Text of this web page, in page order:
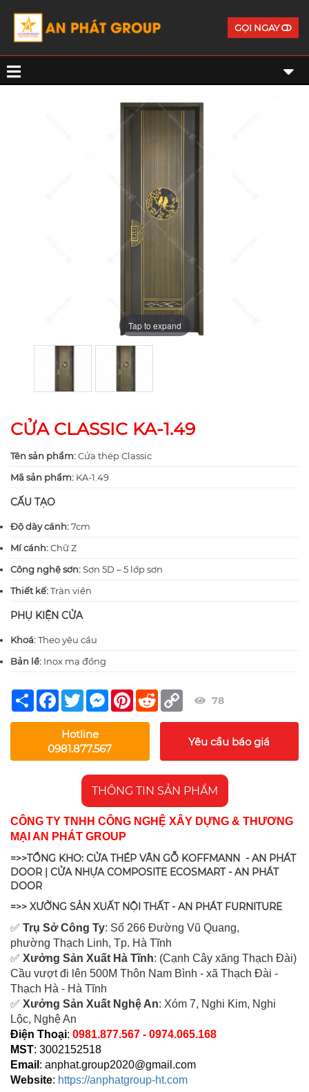
GỌI NGAY
Tap to expand
Tap to expand
CỬA CLASSIC KA-1.49
Tên sản phẩm:Cửa thép Classic
Mã sản phẩm: KA-1.49
CẤU TẠO
Độ dày cánh:7cm
Mí cánh:Chữ Z
Công nghệ sơn:Sơn 5D – 5 lớp sơn
Thiết kế:Tràn viền
PHỤ KIỆN CỬA
Khoá:Theo yêu cầu
Bản lề: Inox mạ đồng
Share Facebook
TwitterMessengerPinterest
Reddit Copy
Link
78
Hotline
0981.877.567
Yêu cầu báo giá
THÔNG TIN SẢN PHẨM
CÔNG TY TNHH CÔNG NGHỆ XÂY DỰNG & THƯƠNG
MẠI AN PHÁT GROUP
=>>TỔNG KHO: CỬA THÉP VÂN GỖ KOFFMANN - AN PHÁT
DOOR | CỬA NHỰA COMPOSITE ECOSMART - AN PHÁT
DOOR
=>> XƯỞNG SẢN XUẤT NỘI THẤT - AN PHÁT FURNITURE
✅ Trụ Sở Công Ty: Số 266 Đường Vũ Quang,
phường Thạch Linh, Tp. Hà Tĩnh
✅ Xưởng Sản Xuất Hà Tĩnh: (Cạnh Cây xăng Thạch Đài)
Cầu vượt đi lên 500M Thôn Nam Bình - xã Thạch Đài -
Thạch Hà - Hà Tĩnh
✅ Xưởng Sản Xuất Nghệ An: Xóm 7, Nghi Kim, Nghi
Lộc, Nghệ An
Điện Thoại: 0981.877.567 - 0974.065.168
MST: 3002152518
Email : anphat.group2020@gmail.com
Website: https://anphatgroup-ht.com